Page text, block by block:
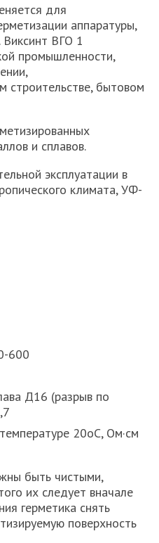
для
аппаратуры,
ВГО 1
промышленности,
строительстве, бытовом
и сплавов.
эксплуатации в
климата, УФ-
600
Д16 (разрыв по
20оС, Ом·см
быть чистыми,
их следует вначале
герметика снять
поверхность